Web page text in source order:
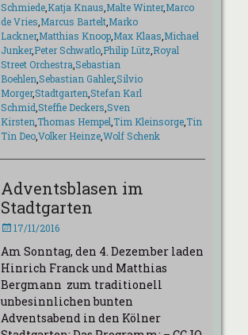
Schmiede, Katja Knaus Malte Winter,Marco
de Vries Marcus Bartelt, Marko
Lackner,Matthias Knoop, Max Klaas Michael
Junker,Peter Schwatlo, Philip Lütz Royal
Street Orchestra Sebastian
Boehlen Sebastian Gahler,Silvio
Morger,Stadtgarten Stefan Karl
Schmid Steffie Deckers Sven
Kirsten Thomas Hempel Tim Kleinsorge,Tin
Tin Deo,Volker Heinze,Wolf Schenk
Adventsblasen im
Stadtgarten
Veröffentlicht
17/11/2016
Am Sonntag, den 4. Dezember laden
Hinrich Franck und Matthias
Bergmann zum traditionell
unbesinnlichen bunten
Adventsabend in den Kölner